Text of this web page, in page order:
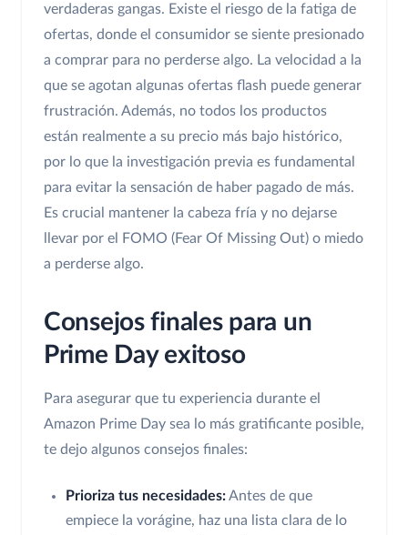
verdaderas gangas. Existe el riesgo de la fatiga de
ofertas, donde el consumidor se siente presionado
a comprar para no perderse algo. La velocidad a la
que se agotan algunas ofertas flash puede generar
frustración. Además, no todos los productos
están realmente a su precio más bajo histórico,
por lo que la investigación previa es fundamental
para evitar la sensación de haber pagado de más.
Es crucial mantener la cabeza fría y no dejarse
llevar por el FOMO (Fear Of Missing Out) o miedo
a perderse algo.
Consejos finales para un
Prime Day exitoso
Para asegurar que tu experiencia durante el
Amazon Prime Day sea lo más gratificante posible,
te dejo algunos consejos finales:
Prioriza tus necesidades:Antes de que
empiece la vorágine, haz una lista clara de lo